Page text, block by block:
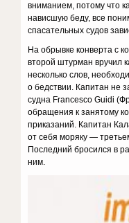
вниманием, потому что
нависшую беду, все
спасательных судов
На обрывке конверта с
второй штурман вручил
несколько слов,
о бедствии. Капитан не
судна Francesco Guidi
обращения к занятому
приказаний. Капитан
от себя моряку —
Последний бросился в
ним.